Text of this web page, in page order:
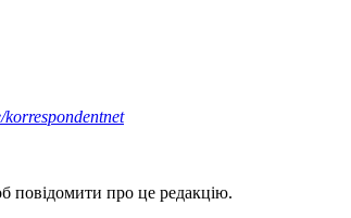
korrespondentnet
повідомити про це редакцію.